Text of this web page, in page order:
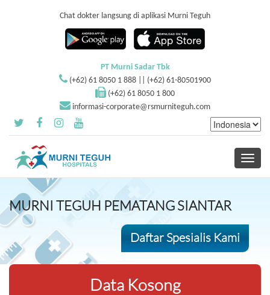
Chat dokter langsung di aplikasi Murni Teguh
PT Murni Sadar Tbk
(+62) 61 8050 1 888 || (+62) 61-80501900
(+62) 61 8050 1 800
informasi-corporate@rsmurniteguh.com
Toggle
MURNI TEGUH PEMATANG SIANTAR
Daftar Spesialis Kami
Data Kosong